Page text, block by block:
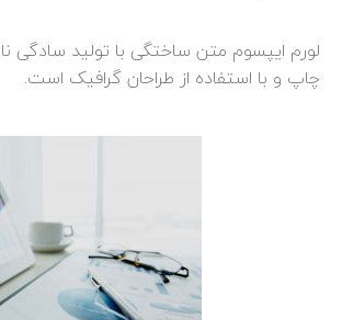
لورم ایپسوم متن ساختگی با تولید سادگی
چاپ و با استفاده از طراحان گرافیک است.